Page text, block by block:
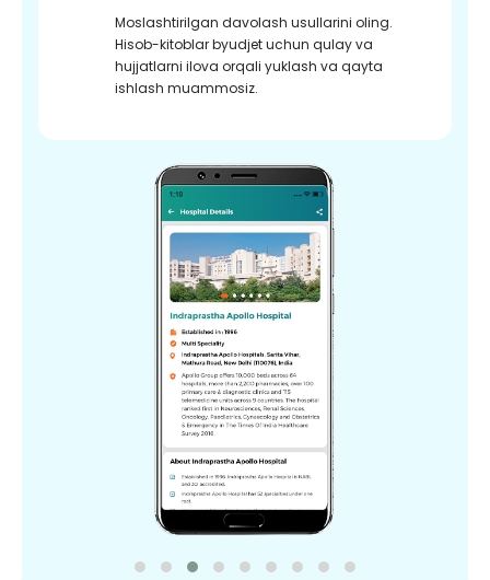
Moslashtirilgan davolash usullarini oling.
Hisob-kitoblar byudjet uchun qulay va
hujjatlarni ilova orqali yuklash va qayta
ishlash muammosiz.